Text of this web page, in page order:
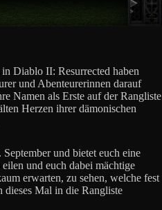
Diablo II: Resurrected haben
und Abenteurerinnen darauf
Namen als Erste auf der Rangliste
Herzen ihrer dämonischen
und bietet euch eine
und euch dabei mächtige
erwarten, zu sehen, welche fest
dieses Mal in die Rangliste